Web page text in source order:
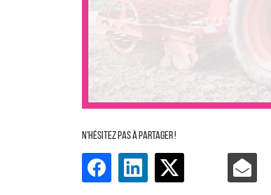
N'HÉSITEZ PAS À PARTAGER !